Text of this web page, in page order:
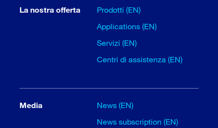
La nostra offerta
Prodotti (EN)
Applications (EN)
Servizi (EN)
Centri di assistenza (EN)
Media
News (EN)
News subscription (EN)